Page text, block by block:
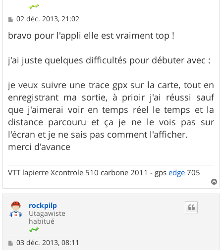
M
s
s
g
e
02 déc. 2013, 21:02
bravo pour l'appli elle est vraiment top !
j'ai juste quelques difficultés pour débuter avec :
je veux suivre une trace gpx sur la carte, tout en
enregistrant ma sortie, à prioir j'ai réussi sauf
que j'aimerai voir en temps réel le temps et la
distance parcouru et ça je ne le vois pas sur
l'écran et je ne sais pas comment l'afficher.
merci d'avance
VTT lapierre Xcontrole 510 carbone 2011 - gps edge 705
a
rockpilp
Utagawiste
habitué
M
03 déc. 2013, 08:11